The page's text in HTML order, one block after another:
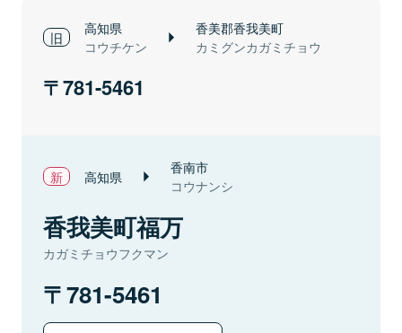
高知県
コウチケン
香美郡香我美町
カミグンカガミチョウ
781-5461
高知県 香南市
コウナンシ
香我美町福万
カガミチョウフクマン
781-5461